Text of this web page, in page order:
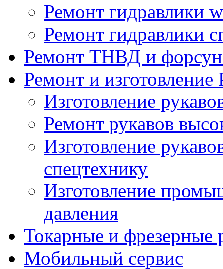
Ремонт гидравлики
Ремонт гидравлики
Ремонт ТНВД и
Ремонт и
Изготовление
Ремонт рукавов
Изготовление
спецтехнику
Изготовление
давления
Токарные и фрезерные
Мобильный сервис